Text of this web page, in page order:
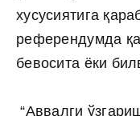
хусусиятига
референдумда
бевосита ёки
“Аввалги